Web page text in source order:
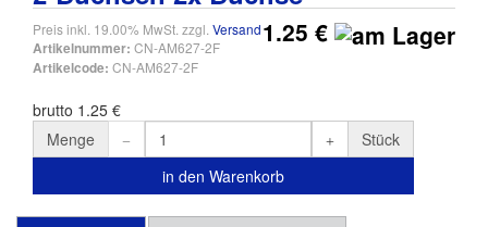
Preis inkl. 19.00% MwSt. zzgl. Versand
Artikelnummer: CN-AM627-2F
Artikelcode: CN-AM627-2F
1.25 €
brutto 1.25 €
Menge
Stück
in den Warenkorb